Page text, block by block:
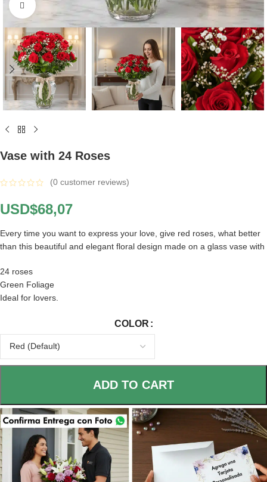
Click to enlarge
Vase with 24 Roses
(0 customer reviews)
USD$68,07
Every time you want to express your love, give red roses, what better
than this beautiful and elegant floral design made on a glass vase with
24 roses
Green Foliage
Ideal for lovers.
COLOR
ADD TO CART